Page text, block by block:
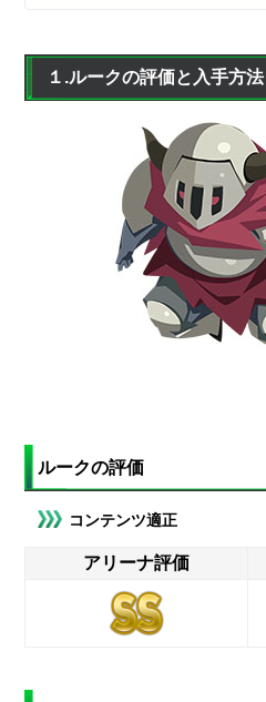
１.ルークの評価と入手方法
ルークの評価
コンテンツ適正
アリーナ評価